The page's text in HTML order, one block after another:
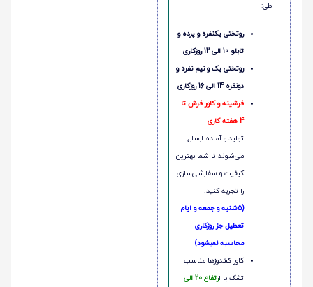
طی:
روتختی یکنفره و پرده و
تابلو 10 الی 12 روزکاری
روتختی یک و نیم نفره و
دونفره 14 الی 16 روزکاری
فرشینه و کاور فرش تا
4 هفته کاری
تولید و آماده ارسال
می‌شوند تا شما بهترین
کیفیت و سفارشی‌سازی
را تجربه کنید.
(5شنبه و جمعه و ایام
تعطیل جز روزکاری
محاسبه نمیشود)
کاور کشدوزها مناسب
تشک با ا
رتفاع 20 الی